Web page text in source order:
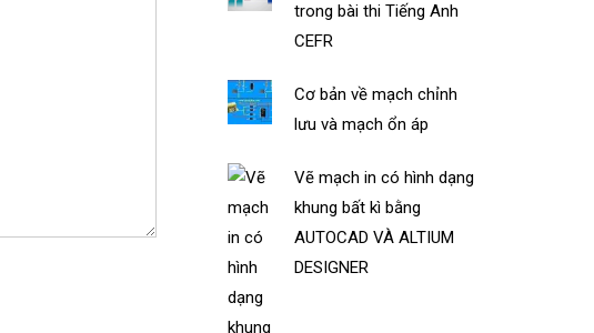
trong bài thi Tiếng Anh
CEFR
Cơ bản về mạch chỉnh
lưu và mạch ổn áp
Vẽ mạch in có hình dạng
khung bất kì bằng
AUTOCAD VÀ ALTIUM
DESIGNER